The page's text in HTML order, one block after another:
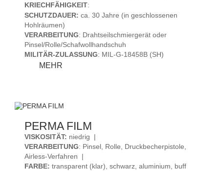
KRIECHFÄHIGKEIT:
SCHUTZDAUER: ca. 30 Jahre (in geschlossenen
Hohlräumen)
VERARBEITUNG: Drahtseilschmiergerät oder
Pinsel/Rolle/Schafwollhandschuh
MILITÄR-ZULASSUNG: MIL-G-18458B (SH)
MEHR
PERMA FILM
VISKOSITÄT: niedrig |
VERARBEITUNG: Pinsel, Rolle, Druckbecherpistole,
Airless-Verfahren |
FARBE: transparent (klar), schwarz, aluminium, buff